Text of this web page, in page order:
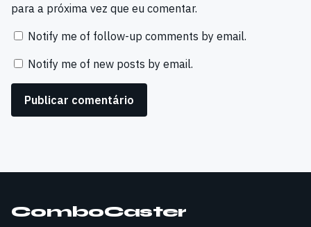
para a próxima vez que eu comentar.
Notify me of follow-up comments by email.
Notify me of new posts by email.
ComboCaster